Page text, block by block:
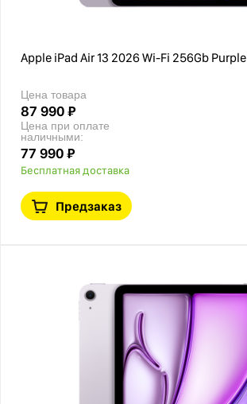
Apple iPad Air 13 2026 Wi-Fi 256Gb Purple
Цена товара
87 990 ₽
Цена при оплате
наличными:
77 990 ₽
Бесплатная доставка
Предзаказ